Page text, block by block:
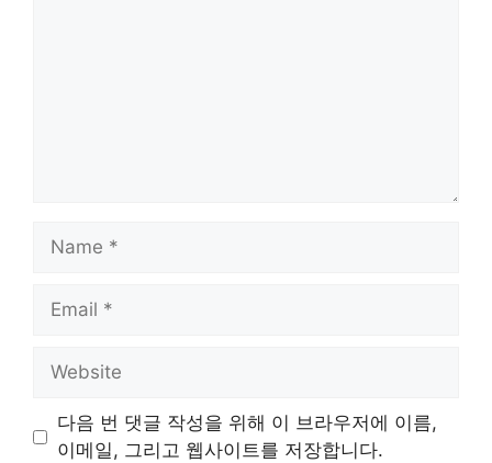
Name
Email
Website
다음 번 댓글 작성을 위해 이 브라우저에 이름,
이메일, 그리고 웹사이트를 저장합니다.